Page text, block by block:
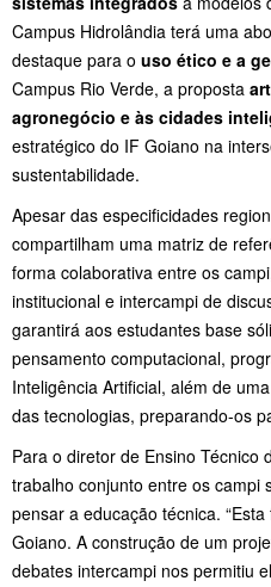
Campus Hidrolândia terá uma
destaque para o uso ético e a
Campus Rio Verde, a proposta
agronegócio e às cidades
estratégico do IF Goiano na
sustentabilidade.
Apesar das especificidades
compartilham uma matriz de
forma colaborativa entre os
institucional e intercampi de
garantirá aos estudantes base
pensamento computacional,
Inteligência Artificial, além de
das tecnologias, preparando-os
Para o diretor de Ensino Técnico
trabalho conjunto entre os campi
pensar a educação técnica.
Goiano. A construção de um
debates intercampi nos permitiu